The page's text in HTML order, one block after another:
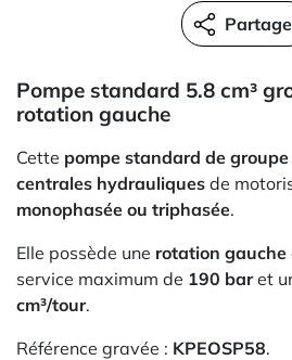
Pompe standard 5.8 cm³
rotation gauche
Cette pompe standard de groupe
centrales hydrauliques de
monophasée ou triphasée.
Elle possède une rotation gauche
service maximum de 190 baret
cm³/tour.
Référence gravée : KPEOSP58.